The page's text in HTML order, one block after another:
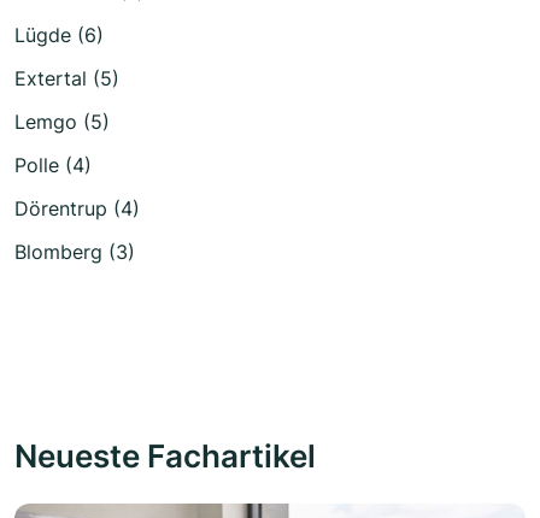
Lügde (6)
Extertal (5)
Lemgo (5)
Polle (4)
Dörentrup (4)
Blomberg (3)
Neueste Fachartikel